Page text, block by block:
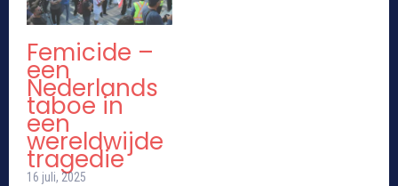
Femicide –
een
Nederlands
taboe in
een
wereldwijde
tragedie
16 juli, 2025